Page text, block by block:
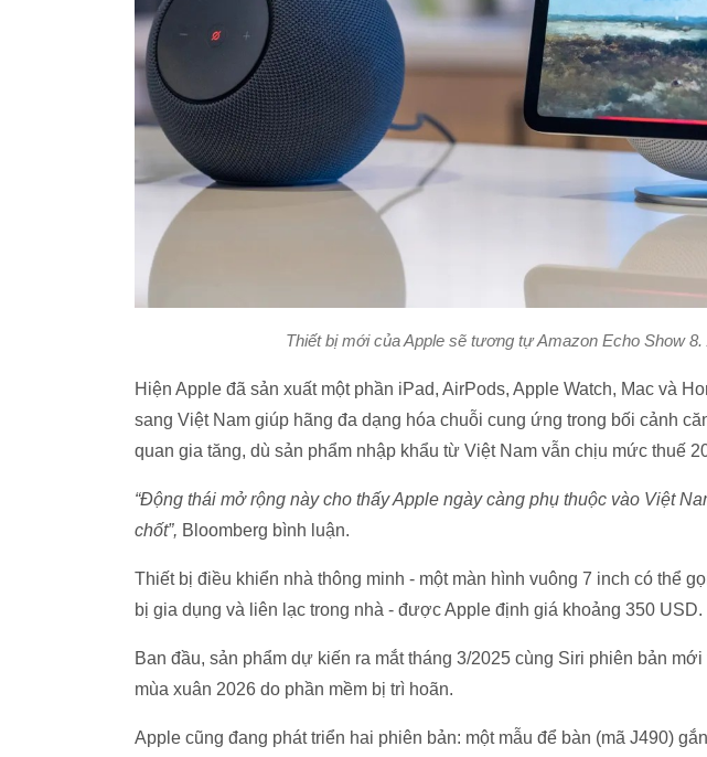
Thiết bị mới của Apple sẽ tương tự Amazon Echo Show 8.
Hiện Apple đã sản xuất một phần iPad, AirPods, Apple Watch, Mac và
sang Việt Nam giúp hãng đa dạng hóa chuỗi cung ứng trong bối cảnh
quan gia tăng, dù sản phẩm nhập khẩu từ Việt Nam vẫn chịu mức thuế
“Động thái mở rộng này cho thấy Apple ngày càng phụ thuộc vào Việt
chốt”, Bloomberg bình luận.
Thiết bị điều khiển nhà thông minh - một màn hình vuông 7 inch có thể
bị gia dụng và liên lạc trong nhà - được Apple định giá khoảng 350 USD.
Ban đầu, sản phẩm dự kiến ra mắt tháng 3/2025 cùng Siri phiên bản
mùa xuân 2026 do phần mềm bị trì hoãn.
Apple cũng đang phát triển hai phiên bản: một mẫu để bàn (mã J490)